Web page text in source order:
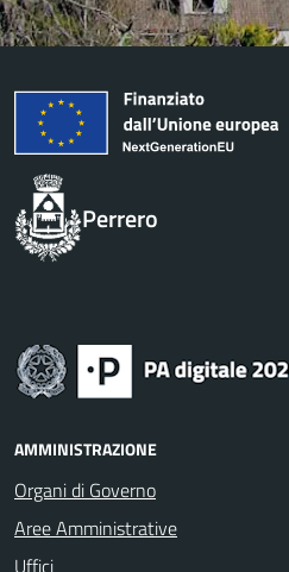
Perrero
AMMINISTRAZIONE
Organi di Governo
Aree Amministrative
Uffici